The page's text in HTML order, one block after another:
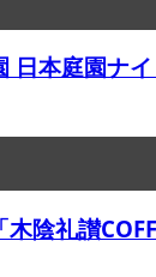
日本庭園ナ
陰礼讃